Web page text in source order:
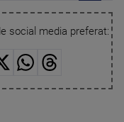
social media preferat: